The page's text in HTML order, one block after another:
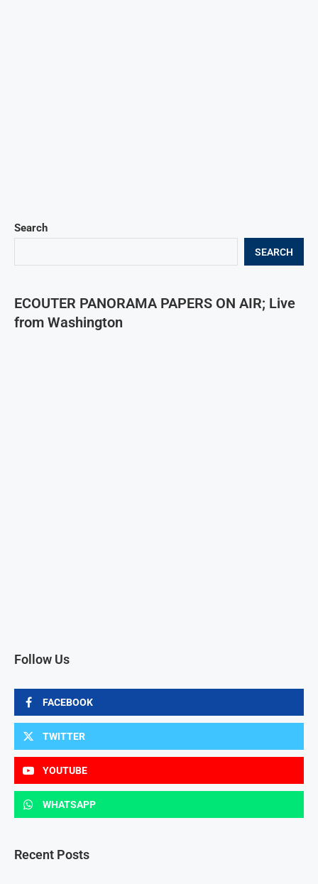
Search
SEARCH
ECOUTER PANORAMA PAPERS ON AIR; Live
from Washington
Follow Us
FACEBOOK
TWITTER
YOUTUBE
WHATSAPP
Recent Posts